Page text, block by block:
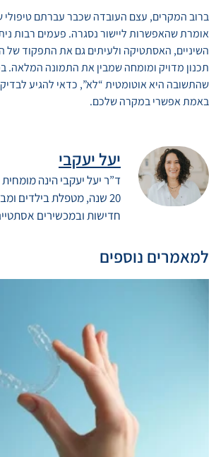
ברוב המקרים, עצם העובדה שכבר עברתם טיפולי
אומרת שהאפשרות ליישור נסגרה. פעמים רבות
השיניים, האסתטיקה ולעיתים גם את התפקוד
תכנון מדויק ומומחה שמבין את התמונה המלאה.
שהתשובה היא אוטומטית “לא”, כדאי להגיע
באמת אפשרי במקרה שלכם.
יעל יעקבי
ד”ר יעל יעקבי הינה
20 שנה, מטפלת בילדים
חדישות ובמכשירים
למאמרים נוספים